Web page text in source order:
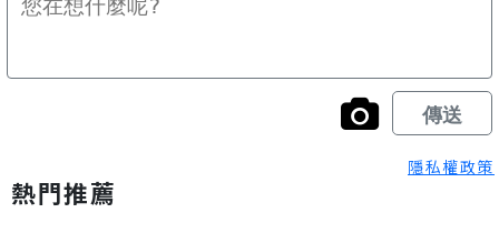
隱私權政策
熱門推薦